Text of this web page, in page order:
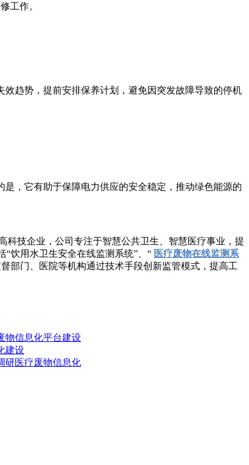
工作。
趋势，提前安排保养计划，避免因突发故障导致的停机
，它有助于保障电力供应的安全稳定，推动绿色能源的
科技企业，公司专注于智慧公共卫生、智慧医疗事业，提
饮用水卫生安全在线监测系统”、“ 医疗废物在线监测系
部门、医院等机构通过技术手段创新监管模式，提高工
物信息化平台建设
建设
研医疗废物信息化